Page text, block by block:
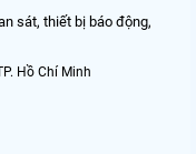
sát, thiết bị báo động,
Hồ Chí Minh